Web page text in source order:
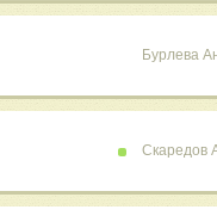
Бурлева
Скаредов